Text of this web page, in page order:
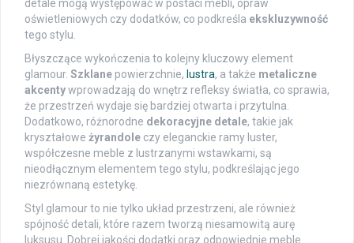
detale mogą występować w postaci mebli, opraw
oświetleniowych czy dodatków, co podkreśla ekskluzywność
tego stylu.
Błyszczące wykończenia to kolejny kluczowy element
glamour. Szklane powierzchnie, lustra, a także metaliczne
akcentywprowadzają do wnętrz refleksy światła, co sprawia,
że przestrzeń wydaje się bardziej otwarta i przytulna.
Dodatkowo, różnorodne dekoracyjne detale, takie jak
kryształowe żyrandole czy eleganckie ramy luster,
współczesne meble z lustrzanymi wstawkami, są
nieodłącznym elementem tego stylu, podkreślając jego
niezrównaną estetykę.
Styl glamour to nie tylko układ przestrzeni, ale również
spójność detali, które razem tworzą niesamowitą aurę
luksusu. Dobrej jakości dodatki oraz odpowiednie meble